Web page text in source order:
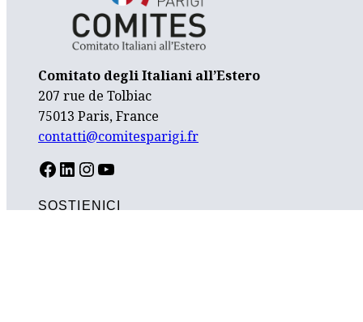
Comitato degli Italiani all’Estero
207 rue de Tolbiac
75013 Paris, France
contatti@comitesparigi.fr
FACEBOOK LINKEDIN INSTAGRAM YOUTUBE
SOSTIENICI